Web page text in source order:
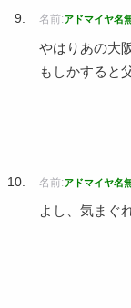
名前:アドマイヤ名
やはりあの大
もしかすると
名前:アドマイヤ名
よし、気まぐ